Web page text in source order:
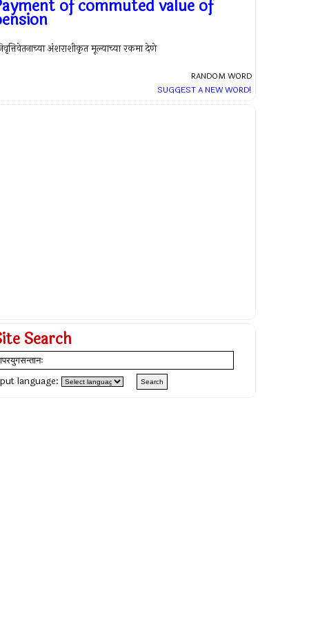
of commuted value of
अंशराशीकृत मूल्याच्या रकमा देणे
RANDOM WORD
SUGGEST A NEW WORD!
Search
language: